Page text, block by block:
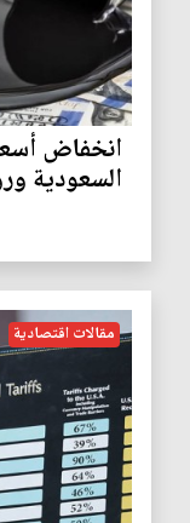
انخفاض
السعودية
مقالات اقتصادية